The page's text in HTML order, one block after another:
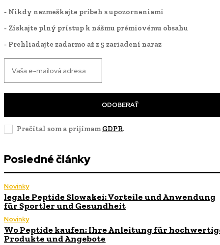
- Nikdy nezmeškajte príbeh s upozorneniami
- Získajte plný prístup k nášmu prémiovému obsahu
- Prehliadajte zadarmo až z 5 zariadení naraz
ODOBERAŤ
Prečítal som a prijímam GDPR.
Posledné články
Novinky
legale Peptide Slowakei: Vorteile und Anwendung
für Sportler und Gesundheit
Novinky
Wo Peptide kaufen: Ihre Anleitung für
Produkte und Angebote